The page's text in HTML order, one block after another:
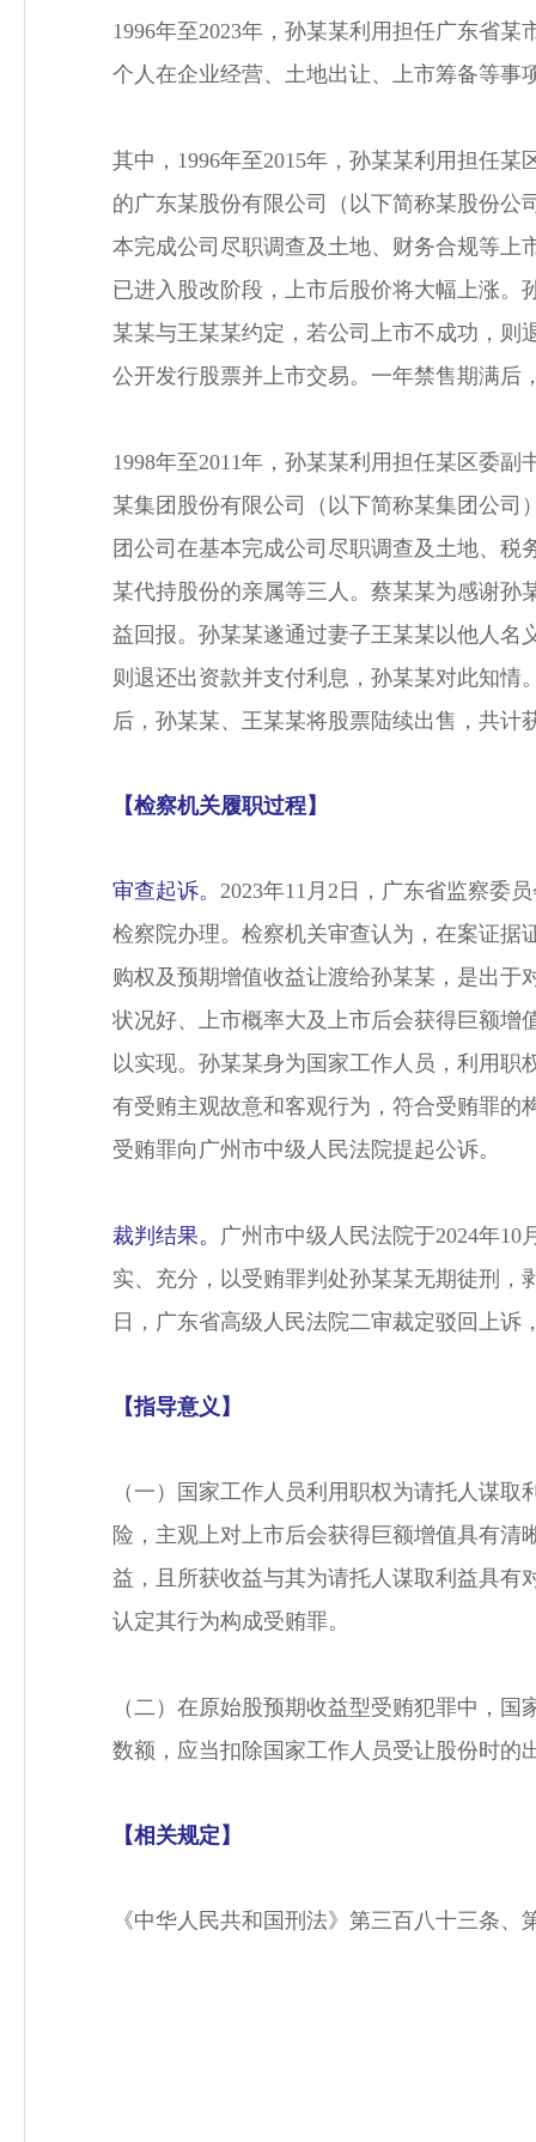
1996年至2023年，孙某某利用担任广东省
个人在企业经营、土地出让、上市筹备等事
其中，1996年至2015年，孙某某利用担任
的广东某股份有限公司（以下简称某股份公
本完成公司尽职调查及土地、财务合规等上
已进入股改阶段，上市后股价将大幅上涨。
某某与王某某约定，若公司上市不成功，则
公开发行股票并上市交易。一年禁售期满后
1998年至2011年，孙某某利用担任某区委
某集团股份有限公司（以下简称某集团公司
团公司在基本完成公司尽职调查及土地、
某代持股份的亲属等三人。蔡某某为感谢
益回报。孙某某遂通过妻子王某某以他人名
则退还出资款并支付利息，孙某某对此知情
后，孙某某、王某某将股票陆续出售，共计
【检察机关履职过程】
审查起诉。 2023年11月2日，广东省监察委
检察院办理。检察机关审查认为，在案证据
购权及预期增值收益让渡给孙某某，是出
状况好、上市概率大及上市后会获得巨额增
以实现。孙某某身为国家工作人员，利用
有受贿主观故意和客观行为，符合受贿罪的
受贿罪向广州市中级人民法院提起公诉。
裁判结果。 广州市中级人民法院于2024年
实、充分，以受贿罪判处孙某某无期徒刑，
日，广东省高级人民法院二审裁定驳回上诉
【指导意义】
（一）国家工作人员利用职权为请托人谋
险，主观上对上市后会获得巨额增值具有
益，且所获收益与其为请托人谋取利益具有
认定其行为构成受贿罪。
（二）在原始股预期收益型受贿犯罪中，
数额，应当扣除国家工作人员受让股份时的
【相关规定】
《中华人民共和国刑法》第三百八十三条